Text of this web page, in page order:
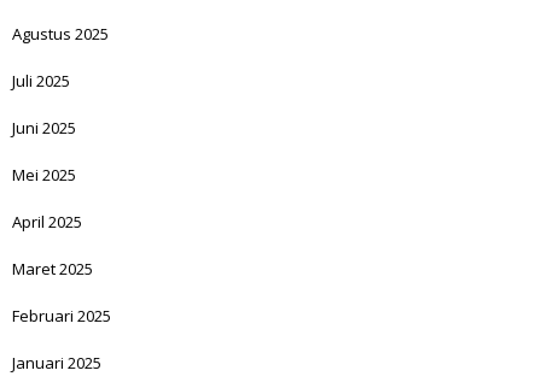
Agustus 2025
Juli 2025
Juni 2025
Mei 2025
April 2025
Maret 2025
Februari 2025
Januari 2025